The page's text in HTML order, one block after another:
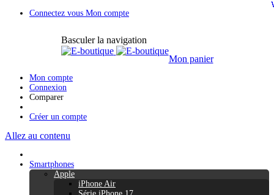
Connectez vous Mon compte
Basculer la navigation
Mon panier
Mon compte
Connexion
Comparer
Créer un compte
Allez au contenu
Smartphones
Apple
iPhone Air